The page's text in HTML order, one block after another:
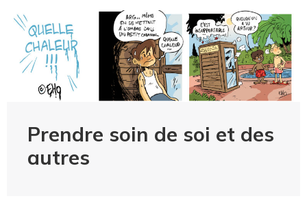
Prendre soin de soi et des
autres